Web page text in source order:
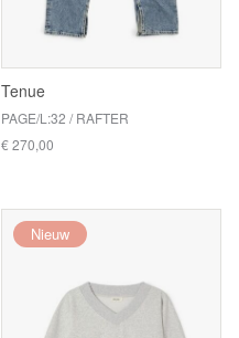
Tenue
PAGE/L:32 / RAFTER
€ 270,00
Nieuw